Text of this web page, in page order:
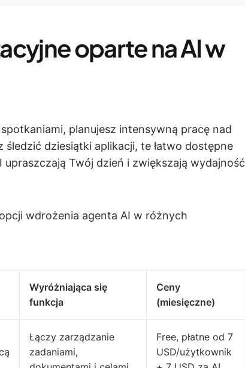
oparte na AI w
planujesz intensywną pracę nad
dziesiątki aplikacji, te łatwo dostępne
Twój dzień i zwiększają wydajność
wdrożenia agenta AI w różnych
Wyróżniająca się
funkcja
Ceny
(miesięczne)
Łączy zarządzanie
zadaniami,
Free, płatne od 7
USD/użytkownik